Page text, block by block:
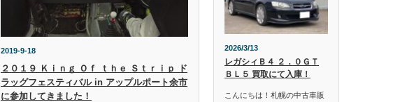
2019-9-18
２０１９ Ｋｉｎｇ Ｏｆ ｔｈｅ Ｓｔｒｉｐ ド
ラッグフェスティバル in アップルポート余市
に参加してきました！
2026/3/13
レガシィＢ４ ２．０ＧＴ
ＢＬ５ 買取にて入庫！
こんにちは！札幌の中古車販